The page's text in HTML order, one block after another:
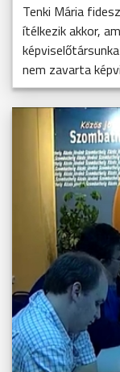
Tenki Mária
ítélkezik akkor,
nem zavarta